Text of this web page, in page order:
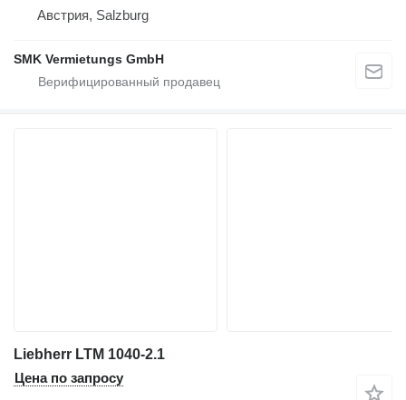
Австрия, Salzburg
SMK Vermietungs GmbH
Liebherr LTM 1040-2.1
Цена по запросу